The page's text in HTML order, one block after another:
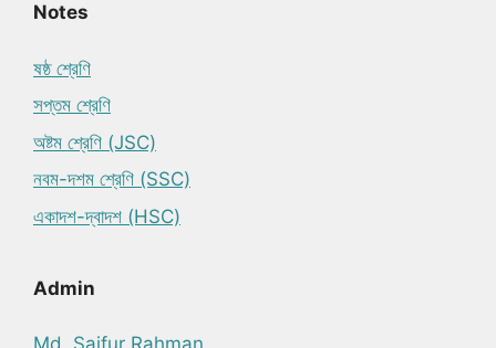
Notes
ষষ্ঠ শ্রেণি
সপ্তম শ্রেণি
অষ্টম শ্রেণি (JSC)
নবম-দশম শ্রেণি (SSC)
একাদশ-দ্বাদশ (HSC)
Admin
Md. Saifur Rahman